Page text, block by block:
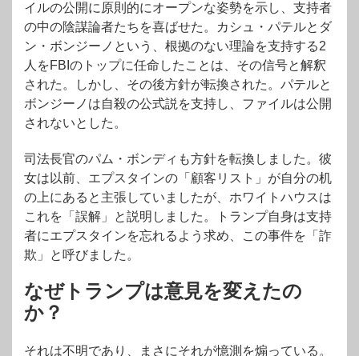
イルの公開に原則的にオープンな姿勢を示し、支持者
の中の陰謀論者たちを喜ばせた。カシュ・パテルとダ
ン・ボンジーノという、根拠のない理論を支持する2
人をFBIのトップに任命したことは、その信号と解釈
された。しかし、その後方針が転換された。パテルと
ボンジーノは自殺の公式説を支持し、ファイルは公開
されないとした。
司法長官のパム・ボンディも方針を転換しました。彼
女は以前、エプスタインの「顧客リスト」が自分の机
の上にあると主張していましたが、ホワイトハウスは
これを「誤解」と説明しました。トランプ自身は支持
者にエプスタインを忘れるよう求め、この事件を「詐
欺」と呼びました。
なぜトランプは意見を変えたの
か？
それは不明であり、まさにそれが憶測を煽っている。